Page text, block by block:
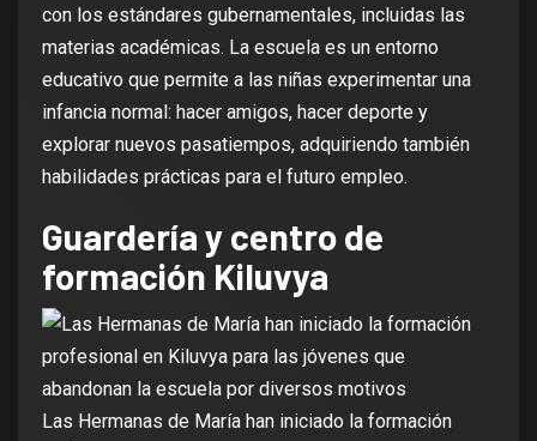
con los estándares gubernamentales, incluidas las
materias académicas. La escuela es un entorno
educativo que permite a las niñas experimentar una
infancia normal: hacer amigos, hacer deporte y
explorar nuevos pasatiempos, adquiriendo también
habilidades prácticas para el futuro empleo.
Guardería y centro de
formación Kiluvya
Las Hermanas de María han iniciado la formación